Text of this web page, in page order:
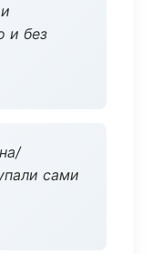
и без
сами